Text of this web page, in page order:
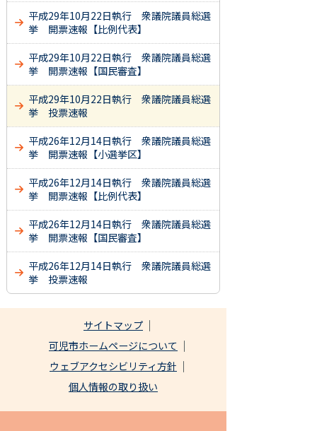
平成29年10月22日執行 衆議院議員総選
挙 開票速報【比例代表】
平成29年10月22日執行 衆議院議員総選
挙 開票速報【国民審査】
平成29年10月22日執行 衆議院議員総選
挙 投票速報
平成26年12月14日執行 衆議院議員総選
挙 開票速報【小選挙区】
平成26年12月14日執行 衆議院議員総選
挙 開票速報【比例代表】
平成26年12月14日執行 衆議院議員総選
挙 開票速報【国民審査】
平成26年12月14日執行 衆議院議員総選
挙 投票速報
サイトマップ
可児市ホームページについて
ウェブアクセシビリティ方針
個人情報の取り扱い